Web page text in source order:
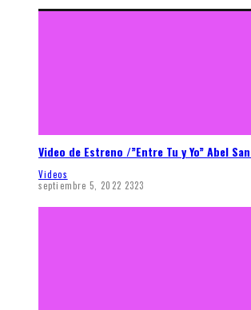
Video de Estreno /”Entre Tu y Yo” Abel
Videos
septiembre 5, 2022 2323